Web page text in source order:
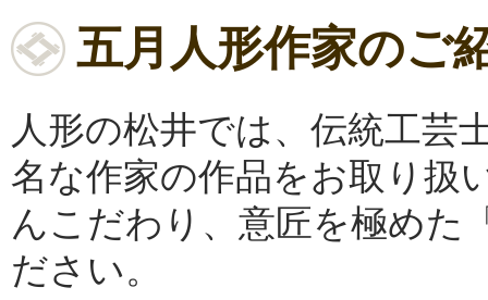
五月人形作家のご
人形の松井では、伝統工芸
名な作家の作品をお取り扱
んこだわり、意匠を極めた
ださい。